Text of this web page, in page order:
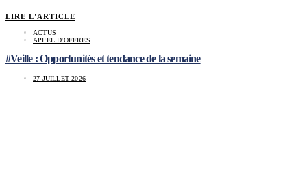
LIRE L'ARTICLE
ACTUS
APPEL D'OFFRES
#Veille : Opportunités et tendance de la semaine
27 JUILLET 2026